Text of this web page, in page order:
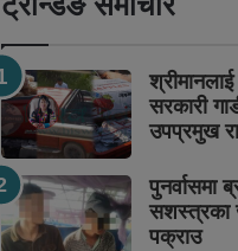
सरकारी
उपप्रमुख
पुनर्वासमा
सशस्त्रका
पक्राउ